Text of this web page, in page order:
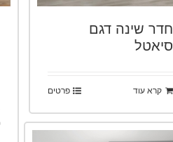
חדר שינה דגם
סיאטל
קרא עוד פרטים